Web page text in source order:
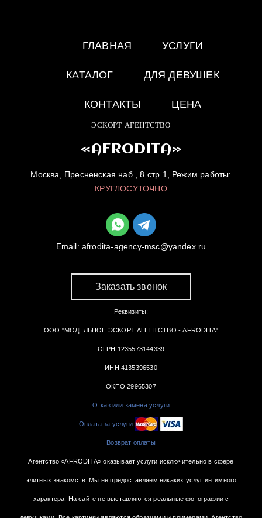
ГЛАВНАЯ УСЛУГИ
КАТАЛОГ ДЛЯ ДЕВУШЕК
КОНТАКТЫ ЦЕНА
ЭСКОРТ АГЕНТСТВО
«AFRODITA»
Москва, Пресненская наб., 8 стр 1, Режим работы:
КРУГЛОСУТОЧНО
Email: afrodita-agency-msc@yandex.ru
Заказать звонок
Реквизиты:
ООО "МОДЕЛЬНОЕ ЭСКОРТ АГЕНТСТВО - AFRODITA"
ОГРН 1235573144339
ИНН 4135396530
ОКПО 29965307
Отказ или замена услуги
Оплата за услуги
Возврат оплаты
Агентство «AFRODITA» оказывает услуги исключительно в сфере
элитных знакомств. Мы не предоставляем никаких услуг интимного
характера. На сайте не выставляются реальные фотографии с